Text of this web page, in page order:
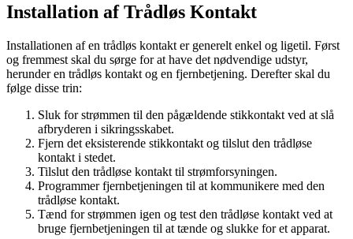
Installation af Trådløs Kontakt
Installationen af en trådløs kontakt er generelt enkel og ligetil. Først
og fremmest skal du sørge for at have det nødvendige udstyr,
herunder en trådløs kontakt og en fjernbetjening. Derefter skal du
følge disse trin:
Sluk for strømmen til den pågældende stikkontakt ved at slå
afbryderen i sikringsskabet.
Fjern det eksisterende stikkontakt og tilslut den trådløse
kontakt i stedet.
Tilslut den trådløse kontakt til strømforsyningen.
Programmer fjernbetjeningen til at kommunikere med den
trådløse kontakt.
Tænd for strømmen igen og test den trådløse kontakt ved at
bruge fjernbetjeningen til at tænde og slukke for et apparat.